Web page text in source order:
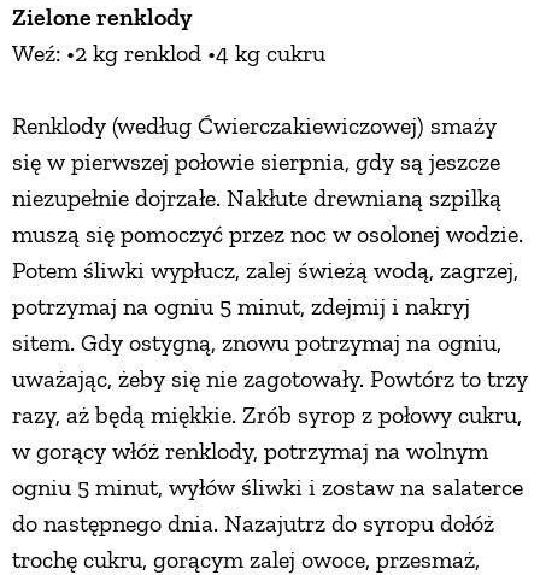
Zielone renklody
Weź: •2 kg renklod •4 kg cukru
Renklody (według Ćwierczakiewiczowej) smaży
się w pierwszej połowie sierpnia, gdy są jeszcze
niezupełnie dojrzałe. Nakłute drewnianą szpilką
muszą się pomoczyć przez noc w osolonej wodzie.
Potem śliwki wypłucz, zalej świeżą wodą, zagrzej,
potrzymaj na ogniu 5 minut, zdejmij i nakryj
sitem. Gdy ostygną, znowu potrzymaj na ogniu,
uważając, żeby się nie zagotowały. Powtórz to trzy
razy, aż będą miękkie. Zrób syrop z połowy cukru,
w gorący włóż renklody, potrzymaj na wolnym
ogniu 5 minut, wyłów śliwki i zostaw na salaterce
do następnego dnia. Nazajutrz do syropu dołóż
trochę cukru, gorącym zalej owoce, przesmaż,